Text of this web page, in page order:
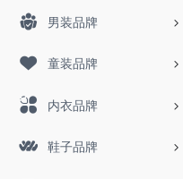
男装品牌
童装品牌
内衣品牌
鞋子品牌